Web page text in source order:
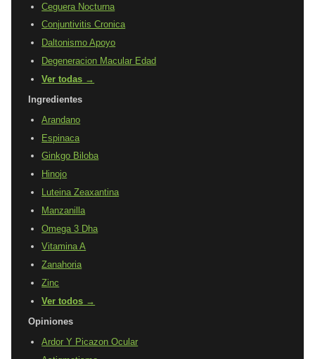
Ceguera Nocturna
Conjuntivitis Cronica
Daltonismo Apoyo
Degeneracion Macular Edad
Ver todas →
Ingredientes
Arandano
Espinaca
Ginkgo Biloba
Hinojo
Luteina Zeaxantina
Manzanilla
Omega 3 Dha
Vitamina A
Zanahoria
Zinc
Ver todos →
Opiniones
Ardor Y Picazon Ocular